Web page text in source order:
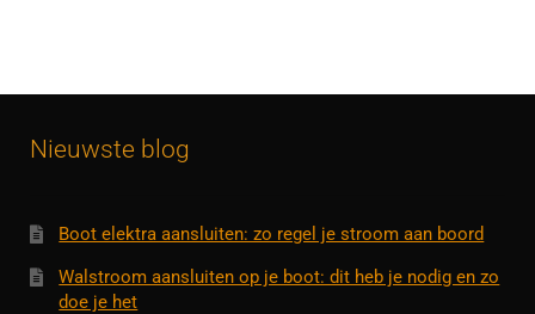
Nieuwste blog
Boot elektra aansluiten: zo regel je stroom aan boord
Walstroom aansluiten op je boot: dit heb je nodig en zo
doe je het